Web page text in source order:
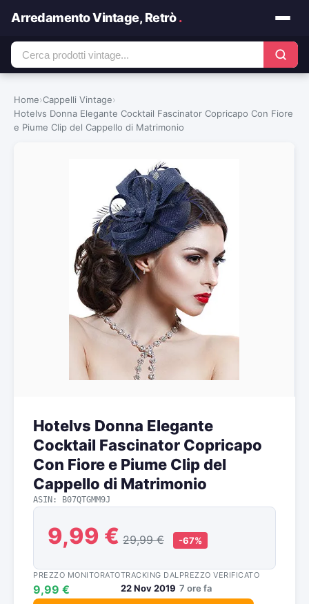
Arredamento Vintage, Retrò.
Home›Cappelli Vintage›
Hotelvs Donna Elegante Cocktail Fascinator Copricapo Con Fiore
e Piume Clip del Cappello di Matrimonio
Hotelvs Donna Elegante
Cocktail Fascinator Copricapo
Con Fiore e Piume Clip del
Cappello di Matrimonio
ASIN: B07QTGMM9J
9,99 € 29,99 € -67%
PREZZO MONITORATO
9,99 €
TRACKING DAL
22 Nov 2019
PREZZO VERIFICATO
7 ore fa